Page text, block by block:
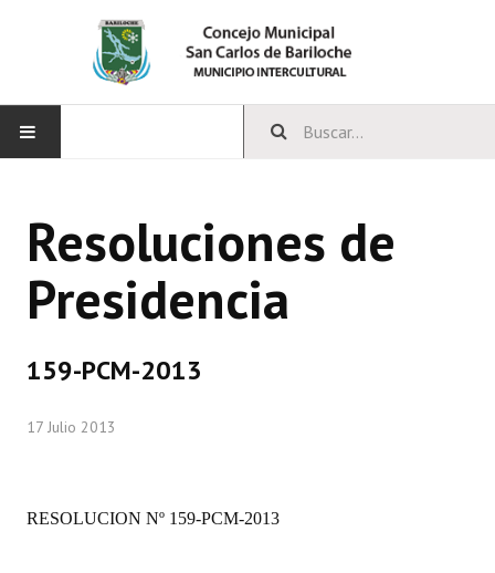
CONCEJO
Bloques Políticos
Comisiones Permanentes
Comisiones Especiales
Programas
Resoluciones de
Presidencia
159-PCM-2013
17 Julio 2013
RESOLUCION Nº 159-PCM-2013